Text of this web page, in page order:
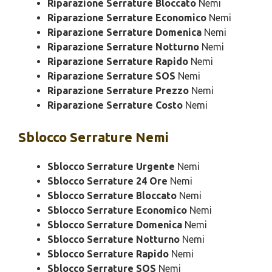
Riparazione Serrature Bloccato Nemi
Riparazione Serrature Economico Nemi
Riparazione Serrature Domenica Nemi
Riparazione Serrature Notturno Nemi
Riparazione Serrature Rapido Nemi
Riparazione Serrature SOS Nemi
Riparazione Serrature Prezzo Nemi
Riparazione Serrature Costo Nemi
Sblocco Serrature Nemi
Sblocco Serrature Urgente Nemi
Sblocco Serrature 24 Ore Nemi
Sblocco Serrature Bloccato Nemi
Sblocco Serrature Economico Nemi
Sblocco Serrature Domenica Nemi
Sblocco Serrature Notturno Nemi
Sblocco Serrature Rapido Nemi
Sblocco Serrature SOS Nemi